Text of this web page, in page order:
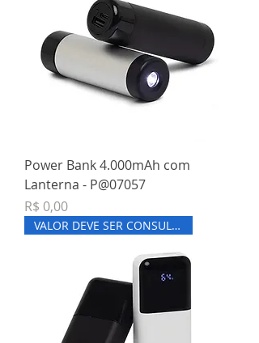
Power Bank 4.000mAh com
Lanterna - P@07057
Preço
R$ 0,00
VALOR DEVE SER CONSULTADO